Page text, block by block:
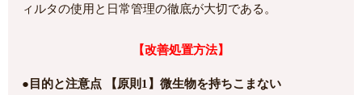
ィルタの使用と日常管理の徹底が大切である。
【改善処置方法】
●目的と注意点 【原則1】微生物を持ちこまない